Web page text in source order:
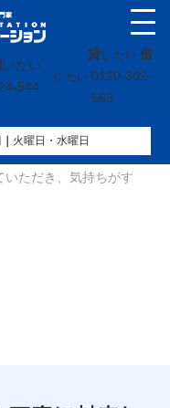
いたい
544
貸し たい 借
り たい 0120-302-
563
火曜⽇・水曜⽇
りたいお客様の事例»
いただき、気持ちがす